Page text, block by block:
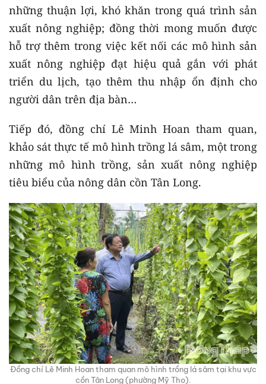
những thuận lợi, khó khăn trong quá trình sản
xuất nông nghiệp; đồng thời mong muốn được
hỗ trợ thêm trong việc kết nối các mô hình sản
xuất nông nghiệp đạt hiệu quả gắn với phát
triển du lịch, tạo thêm thu nhập ổn định cho
người dân trên địa bàn…
Tiếp đó, đồng chí Lê Minh Hoan tham quan,
khảo sát thực tế mô hình trồng lá sâm, một trong
những mô hình trồng, sản xuất nông nghiệp
tiêu biểu của nông dân cồn Tân Long.
Đồng chí Lê Minh Hoan tham quan mô hình trồng lá sâm tại khu vực
cồn Tân Long (phường Mỹ Tho).